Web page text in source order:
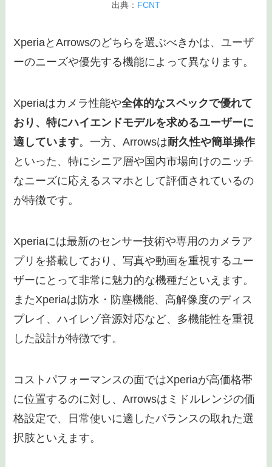
出典： FCNT
XperiaとArrowsのどちらを選ぶべきかは、ユーザ
ーのニーズや優先する機能によって異なります。
Xperiaはカメラ性能や全体的なスペックで優れて
おり、特にハイエンドモデルを求めるユーザーに
適しています。一方、Arrowsは耐久性や簡単操作
といった、特にシニア層や国内市場向けのニッチ
なニーズに応えるスマホとして評価されているの
が特徴です。
Xperiaには最新のセンサー技術や専用のカメラア
プリを搭載しており、写真や動画を重視するユー
ザーにとって非常に魅力的な機種だといえます。
またXperiaは防水・防塵機能、高解像度のディス
プレイ、ハイレゾ音源対応など、多機能性を重視
した設計が特徴です。
コストパフォーマンスの面ではXperiaが高価格帯
に位置するのに対し、Arrowsはミドルレンジの価
格設定で、日常使いに適したバランスの取れた選
択肢といえます。